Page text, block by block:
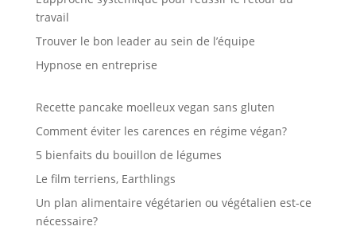
travail
Trouver le bon leader au sein de l’équipe
Hypnose en entreprise
Recette pancake moelleux vegan sans gluten
Comment éviter les carences en régime végan?
5 bienfaits du bouillon de légumes
Le film terriens, Earthlings
Un plan alimentaire végétarien ou végétalien est-ce
nécessaire?